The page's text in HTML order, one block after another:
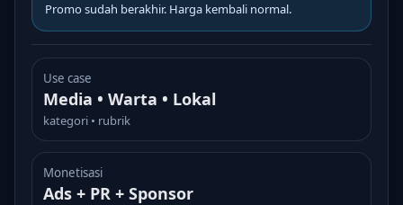
Promo sudah berakhir. Harga kembali normal.
Use case
Media • Warta • Lokal
kategori • rubrik
Monetisasi
Ads + PR + Sponsor